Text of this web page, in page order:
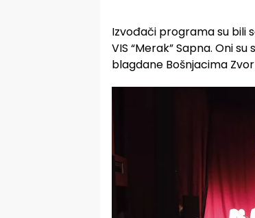
Izvođači programa su bili
VIS “Merak” Sapna. Oni
blagdane Bošnjacima